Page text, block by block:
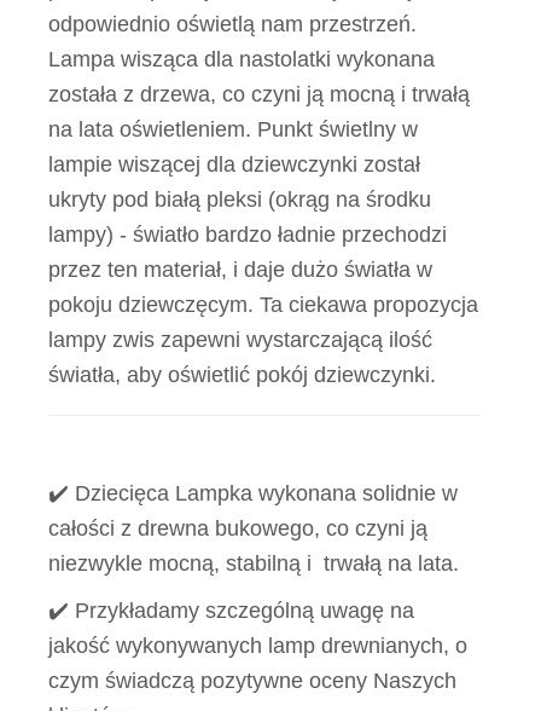
odpowiednio oświetlą nam przestrzeń.
Lampa wisząca dla nastolatki wykonana
została z drzewa, co czyni ją mocną i trwałą
na lata oświetleniem. Punkt świetlny w
lampie wiszącej dla dziewczynki został
ukryty pod białą pleksi (okrąg na środku
lampy) - światło bardzo ładnie przechodzi
przez ten materiał, i daje dużo światła w
pokoju dziewczęcym. Ta ciekawa propozycja
lampy zwis zapewni wystarczającą ilość
światła, aby oświetlić pokój dziewczynki.
✔️ Dziecięca Lampka wykonana solidnie w
całości z drewna bukowego, co czyni ją
niezwykle mocną, stabilną i trwałą na lata.
✔️ Przykładamy szczególną uwagę na
jakość wykonywanych lamp drewnianych, o
czym świadczą pozytywne oceny Naszych